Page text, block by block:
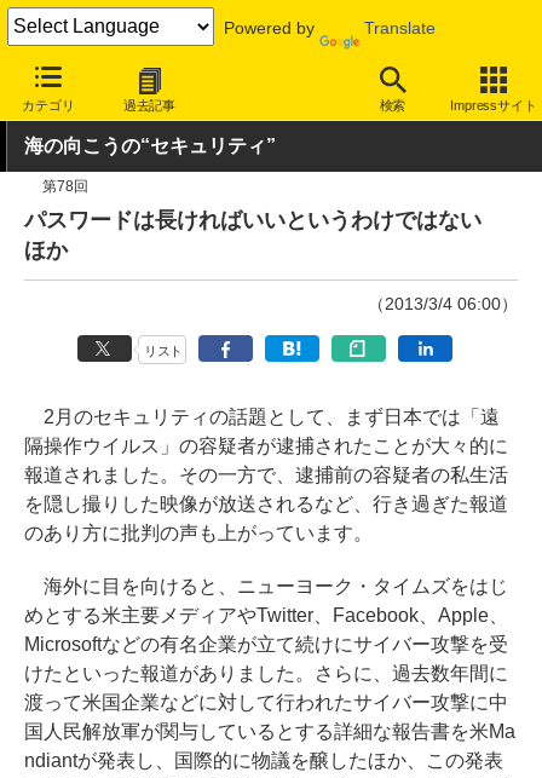
Powered by Translate
カテゴリ 過去記事 検索 Impressサイト
INTERNET Watch トピック その他
海の向こうの“セキュリティ”
第78回
パスワードは長ければいいというわけではない
ほか
（2013/3/4 06:00）
リスト
2月のセキュリティの話題として、まず日本では「遠
隔操作ウイルス」の容疑者が逮捕されたことが大々的に
報道されました。その一方で、逮捕前の容疑者の私生活
を隠し撮りした映像が放送されるなど、行き過ぎた報道
のあり方に批判の声も上がっています。
海外に目を向けると、ニューヨーク・タイムズをはじ
めとする米主要メディアやTwitter、Facebook、Apple、
Microsoftなどの有名企業が立て続けにサイバー攻撃を受
けたといった報道がありました。さらに、過去数年間に
渡って米国企業などに対して行われたサイバー攻撃に中
国人民解放軍が関与しているとする詳細な報告書を米Ma
ndiantが発表し、国際的に物議を醸したほか、この発表